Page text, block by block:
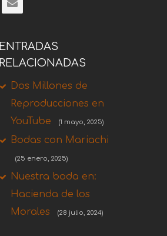
ENTRADAS
RELACIONADAS
Dos Millones de
Reproducciones en
YouTube
(1 mayo, 2025)
Bodas con Mariachi
(25 enero, 2025)
Nuestra boda en:
Hacienda de los
Morales
(28 julio, 2024)